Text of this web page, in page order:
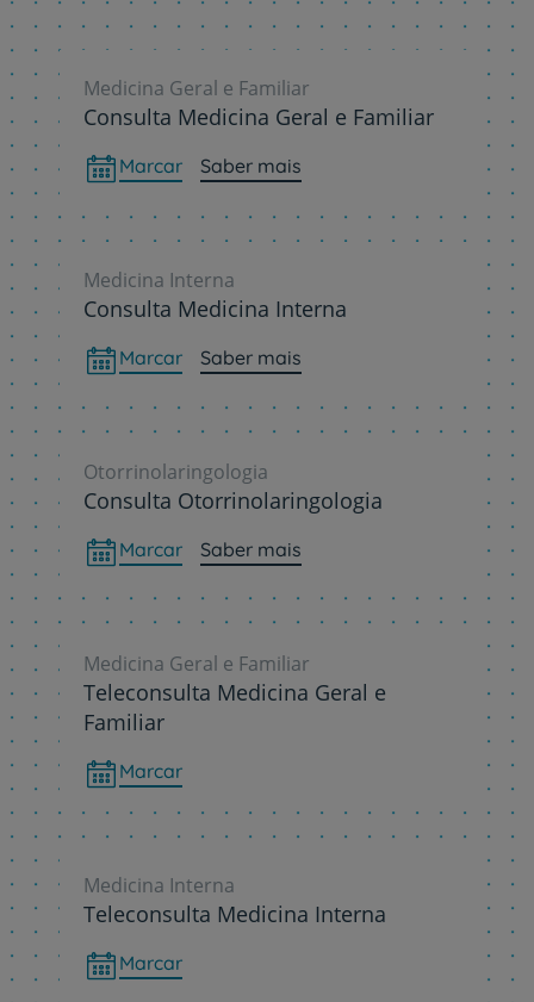
Medicina Geral e Familiar
Consulta Medicina Geral e Familiar
Marcar Saber mais
Medicina Interna
Consulta Medicina Interna
Marcar Saber mais
Otorrinolaringologia
Consulta Otorrinolaringologia
Marcar Saber mais
Medicina Geral e Familiar
Teleconsulta Medicina Geral e
Familiar
Marcar
Medicina Interna
Teleconsulta Medicina Interna
Marcar